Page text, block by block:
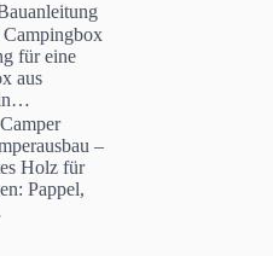
für eine
aus
in…
–
Holz für
Pappel,